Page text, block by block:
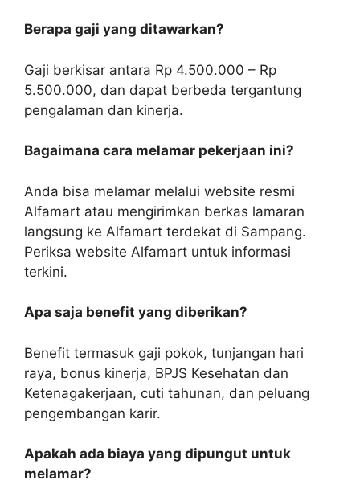
Berapa gaji yang ditawarkan?
Gaji berkisar antara Rp 4.500.000 – Rp
5.500.000, dan dapat berbeda tergantung
pengalaman dan kinerja.
Bagaimana cara melamar pekerjaan ini?
Anda bisa melamar melalui website resmi
Alfamart atau mengirimkan berkas lamaran
langsung ke Alfamart terdekat di Sampang.
Periksa website Alfamart untuk informasi
terkini.
Apa saja benefit yang diberikan?
Benefit termasuk gaji pokok, tunjangan hari
raya, bonus kinerja, BPJS Kesehatan dan
Ketenagakerjaan, cuti tahunan, dan peluang
pengembangan karir.
Apakah ada biaya yang dipungut untuk
melamar?